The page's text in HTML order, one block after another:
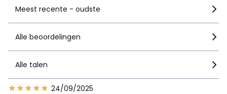
Meest recente - oudste
Alle beoordelingen
Alle talen
24/09/2025